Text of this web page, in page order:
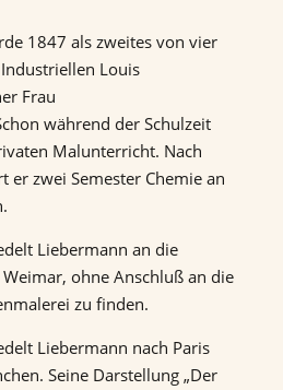
1847 als zweites von vier
Louis
Frau
während der Schulzeit
Malunterricht. Nach
zwei Semester Chemie an
Liebermann an die
ohne Anschluß an die
zu finden.
Liebermann nach Paris
Seine Darstellung „Der